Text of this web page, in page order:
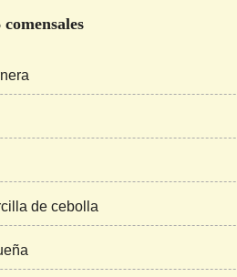
de cebolla